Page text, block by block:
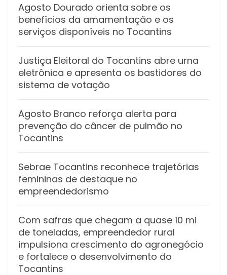
Agosto Dourado orienta sobre os
benefícios da amamentação e os
serviços disponíveis no Tocantins
Justiça Eleitoral do Tocantins abre urna
eletrônica e apresenta os bastidores do
sistema de votação
Agosto Branco reforça alerta para
prevenção do câncer de pulmão no
Tocantins
Sebrae Tocantins reconhece trajetórias
femininas de destaque no
empreendedorismo
Com safras que chegam a quase 10 mi
de toneladas, empreendedor rural
impulsiona crescimento do agronegócio
e fortalece o desenvolvimento do
Tocantins